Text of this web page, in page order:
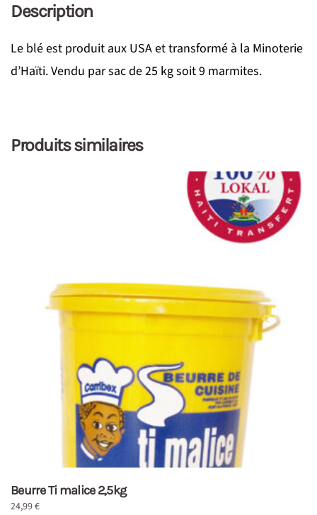
Description
Le blé est produit aux USA et transformé à la Minoterie
d’Haïti. Vendu par sac de 25 kg soit 9 marmites.
Produits similaires
Beurre Ti malice 2,5kg
24,99€